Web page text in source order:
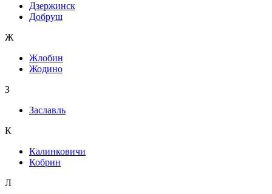
Дзержинск
Добруш
Ж
Жлобин
Жодино
З
Заславль
К
Калинковичи
Кобрин
Л